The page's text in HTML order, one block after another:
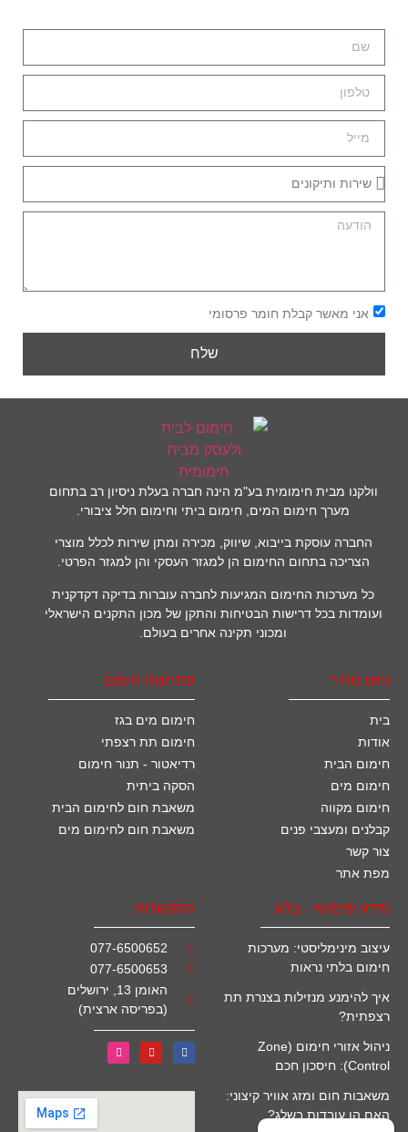
אני מאשר קבלת חומר פרסומי
שלח
וולקנו מבית חימומית בע"מ הינה חברה בעלת ניסיון רב בתחום
מערך חימום המים, חימום ביתי וחימום חלל ציבורי.
החברה עוסקת בייבוא, שיווק, מכירה ומתן שירות לכלל מוצרי
הצריכה בתחום החימום הן למגזר העסקי והן למגזר הפרטי.
כל מערכות החימום המגיעות לחברה עוברות בדיקה דקדקנית
ועומדות בכל דרישות הבטיחות והתקן של מכון התקנים הישראלי
ומכוני תקינה אחרים בעולם.
ניווט מהיר
בית
אודות
חימום הבית
חימום מים
חימום מקווה
קבלנים ומעצבי פנים
צור קשר
מפת אתר
פתרונות חימום
חימום מים בגז
חימום תת רצפתי
רדיאטור - תנור חימום
הסקה ביתית
משאבת חום לחימום הבית
משאבת חום לחימום מים
מידע שימושי - בלוג
עיצוב מינימליסטי: מערכות
חימום בלתי נראות
איך להימנע מנזילות בצנרת תת
רצפתית?
ניהול אזורי חימום (Zone
Control): חיסכון חכם
משאבות חום ומזג אוויר קיצוני:
האם הן עובדות בשלג?
התקשרות
077-6500652
077-6500653
האומן 13, ירושלים
(בפריסה ארצית)